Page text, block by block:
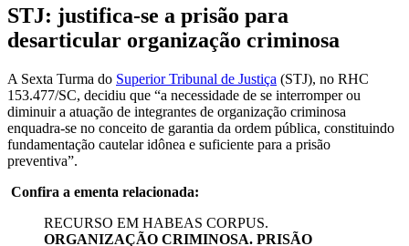
STJ: justifica-se a prisão para
desarticular organização criminosa
A Sexta Turma do Superior Tribunal de Justiça (STJ), no RHC
153.477/SC, decidiu que “a necessidade de se interromper ou
diminuir a atuação de integrantes de organização criminosa
enquadra-se no conceito de garantia da ordem pública, constituindo
fundamentação cautelar idônea e suficiente para a prisão
preventiva”.
Confira a ementa relacionada:
RECURSO EM HABEAS CORPUS.
ORGANIZAÇÃO CRIMINOSA. PRISÃO